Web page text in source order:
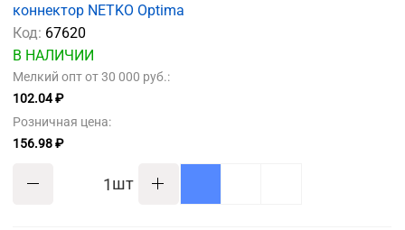
коннектор NETKO Optima
Код: 67620
В НАЛИЧИИ
Мелкий опт от 30 000 руб.:
102.04 ₽
Розничная цена:
156.98 ₽
шт